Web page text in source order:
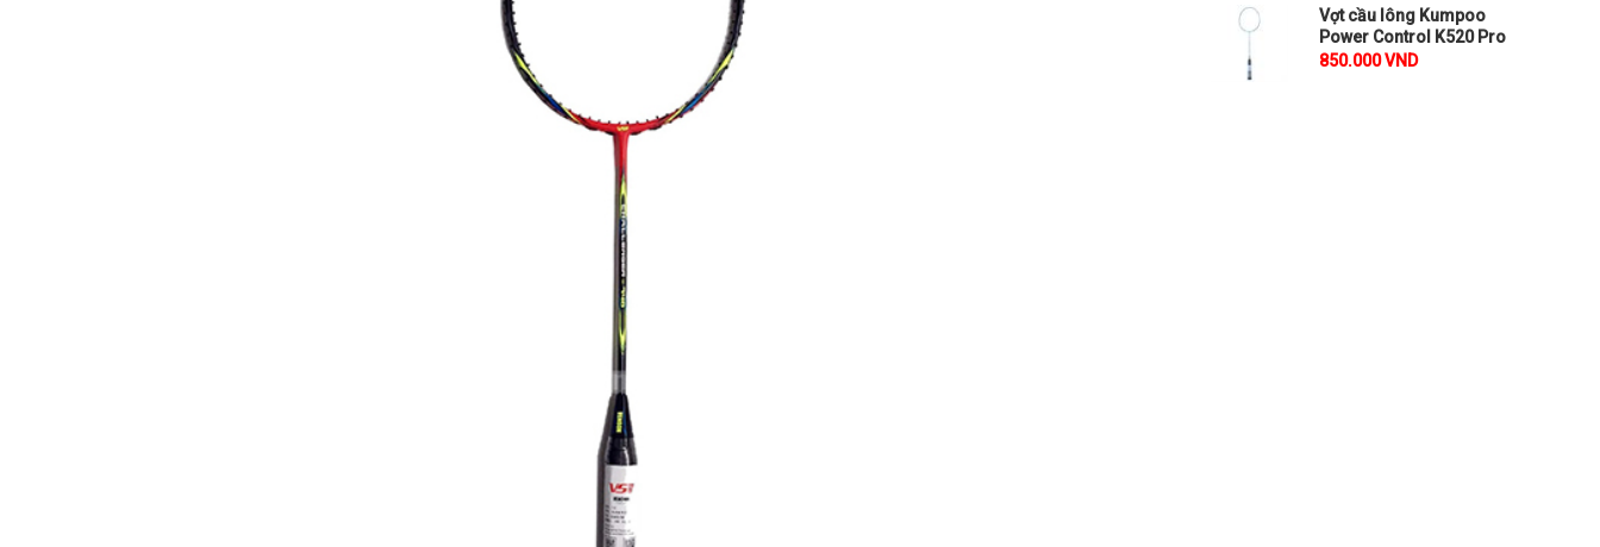
Vợt cầu lông Kumpoo
Power Control K520 Pro
850.000 VND